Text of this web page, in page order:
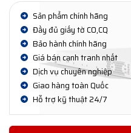
Sản phẩm chính hãng
Đầy đủ giấy tờ CO,CQ
Bảo hành chính hãng
Giá bán cạnh tranh nhất
Dịch vụ chuyên nghiệp
Giao hàng toàn Quốc
Hỗ trợ kỹ thuật 24/7